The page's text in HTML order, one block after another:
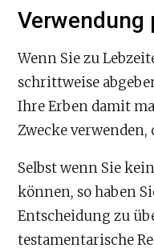
Verwendung
Wenn Sie zu
schrittweise
Ihre Erben damit
Zwecke verwenden,
Selbst wenn Sie
können, so haben
Entscheidung zu
testamentarische